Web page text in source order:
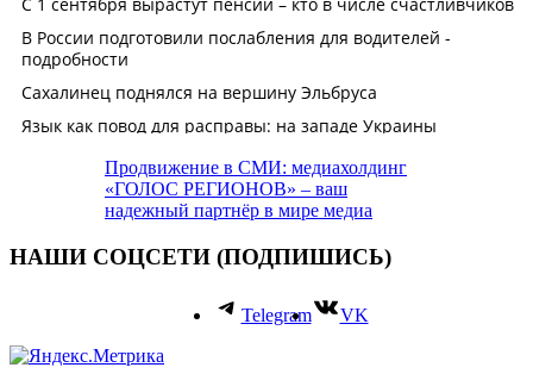
Продвижение в СМИ: медиахолдинг
«ГОЛОС РЕГИОНОВ» – ваш
надежный партнёр в мире медиа
НАШИ СОЦСЕТИ (ПОДПИШИСЬ)
Telegram VK